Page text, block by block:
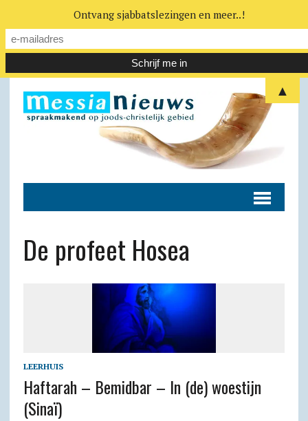
De profeet Hosea
LEERHUIS
Haftarah – Bemidbar – In (de) woestijn
(Sinaï)
Ontvang sjabbatslezingen en meer..!
▲